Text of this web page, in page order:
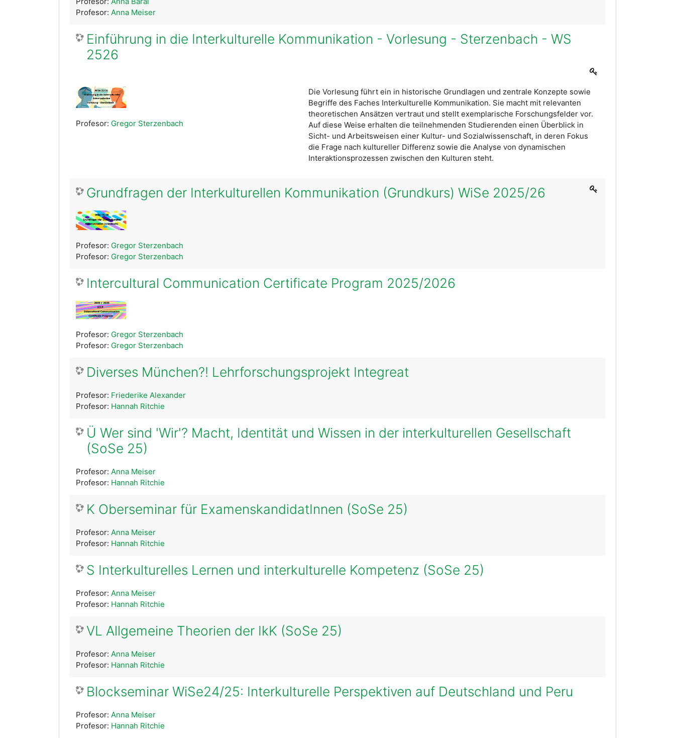
Profesor: Anna Meiser
Einführung in die Interkulturelle Kommunikation - Vorlesung - Sterzenbach - WS
2526
Die Vorlesung führt ein in historische Grundlagen und zentrale Konzepte sowie
Begriffe des Faches Interkulturelle Kommunikation. Sie macht mit relevanten
theoretischen Ansätzen vertraut und stellt exemplarische Forschungsfelder vor.
Auf diese Weise erhalten die teilnehmenden Studierenden einen Überblick in
Sicht- und Arbeitsweisen einer Kultur- und Sozialwissenschaft, in deren Fokus
die Frage nach kultureller Differenz sowie die Analyse von dynamischen
Interaktionsprozessen zwischen den Kulturen steht.
Profesor: Gregor Sterzenbach
Grundfragen der Interkulturellen Kommunikation (Grundkurs) WiSe 2025/26
Profesor: Gregor Sterzenbach
Profesor: Gregor Sterzenbach
Intercultural Communication Certificate Program 2025/2026
Profesor: Gregor Sterzenbach
Profesor: Gregor Sterzenbach
Diverses München?! Lehrforschungsprojekt Integreat
Profesor: Friederike Alexander
Profesor: Hannah Ritchie
Ü Wer sind 'Wir'? Macht, Identität und Wissen in der interkulturellen Gesellschaft
(SoSe 25)
Profesor: Anna Meiser
Profesor: Hannah Ritchie
K Oberseminar für ExamenskandidatInnen (SoSe 25)
Profesor: Anna Meiser
Profesor: Hannah Ritchie
S Interkulturelles Lernen und interkulturelle Kompetenz (SoSe 25)
Profesor: Anna Meiser
Profesor: Hannah Ritchie
VL Allgemeine Theorien der IkK (SoSe 25)
Profesor: Anna Meiser
Profesor: Hannah Ritchie
Blockseminar WiSe24/25: Interkulturelle Perspektiven auf Deutschland und Peru
Profesor: Anna Meiser
Profesor: Hannah Ritchie